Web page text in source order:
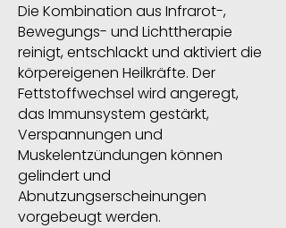
Die Kombination aus Infrarot-,
Bewegungs- und Lichttherapie
reinigt, entschlackt und aktiviert die
körpereigenen Heilkräfte. Der
Fettstoffwechsel wird angeregt,
das Immunsystem gestärkt,
Verspannungen und
Muskelentzündungen können
gelindert und
Abnutzungserscheinungen
vorgebeugt werden.